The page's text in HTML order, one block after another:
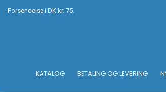
Forsendelse i DK kr. 75.
KATALOG BETALING OG LEVERING